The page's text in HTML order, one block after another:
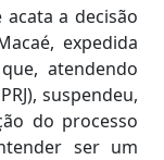
a decisão
expedida
atendendo
suspendeu,
do processo
ser um